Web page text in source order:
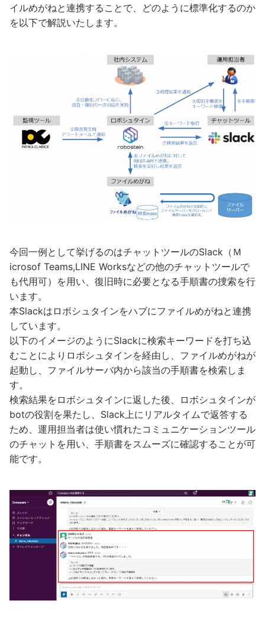
イルめがねと連携することで、どのように標準化するのか
を以下で解説いたします。
今回一例として挙げるのはチャットツールのSlack（Ｍ
icrosof Teams,LINE Worksなどの他のチャットツールで
も代用可）を用い、復旧時に必要となる手順書の捜索を行
います。
本Slackはロボシュタインをハブにファイルめがねと連携
しています。
以下のイメージのようにSlackに検索キーワードを打ち込
むことによりロボシュタインを経由し、ファイルめがねが
起動し、ファイルサーバ内から該当の手順書を検索しま
す。
検索結果をロボシュタインに返した後、ロボシュタインが
botの役割を果たし、Slack上にリアルタイムで返答する
ため、運用担当者は使い慣れたコミュニケーションツール
のチャットを用い、手順書をスムーズに確認することが可
能です。